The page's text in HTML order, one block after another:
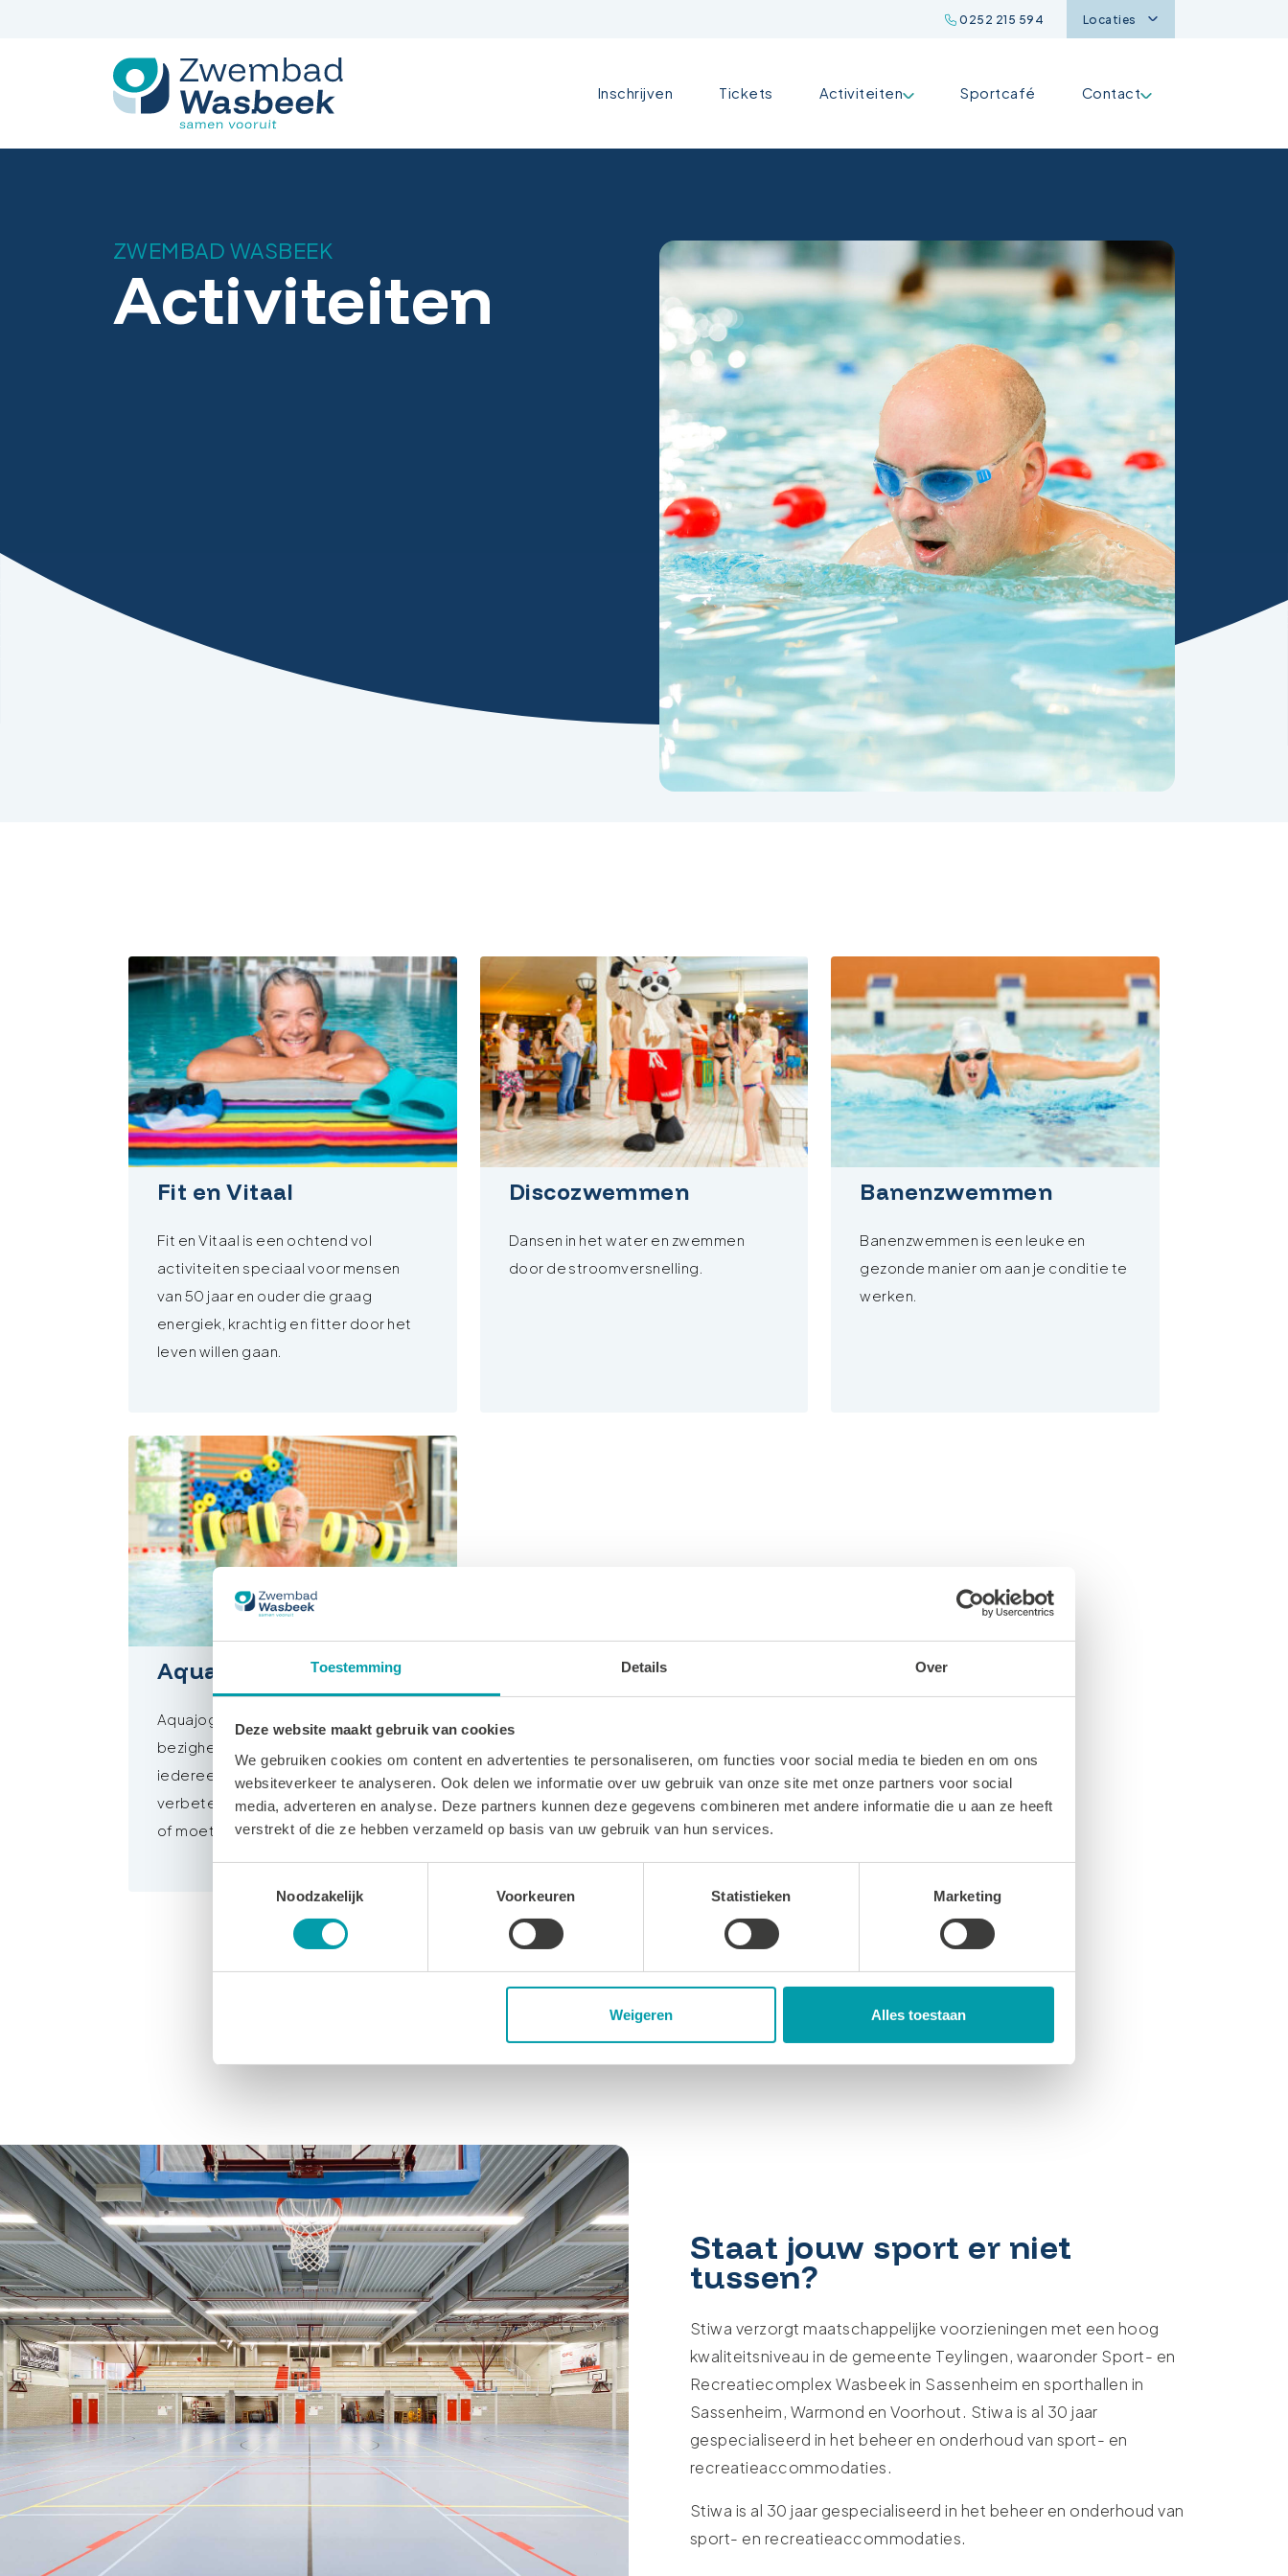
Toestemming Details Over
Deze website maakt gebruik van cookies
We gebruiken cookies om content en advertenties te personaliseren, om functies voor social media te bieden en om ons
websiteverkeer te analyseren. Ook delen we informatie over uw gebruik van onze site met onze partners voor social
media, adverteren en analyse. Deze partners kunnen deze gegevens combineren met andere informatie die u aan ze heeft
verstrekt of die ze hebben verzameld op basis van uw gebruik van hun services.
Noodzakelijk
Voorkeuren Statistieken Marketing
Weigeren Alles toestaan
0252 215 594 Locaties
Inschrijven Tickets Activiteiten Sportcafé Contact
ZWEMBAD WASBEEK
Activiteiten
Fit en Vitaal
Fit en Vitaal is een ochtend vol
activiteiten speciaal voor mensen
van 50 jaar en ouder die graag
energiek, krachtig en fitter door het
leven willen gaan.
Discozwemmen
Dansen in het water en zwemmen
door de stroomversnelling.
Banenzwemmen
Banenzwemmen is een leuke en
gezonde manier om aan je conditie te
werken.
Aquajogging
Aquajogging is een ideale, sportieve
bezigheid. Deze activiteit is voor
iedereen die de conditie wil
verbeteren of bijhouden, wil afvallen
of moet revalideren.
Staat jouw sport er niet
tussen?
Stiwa verzorgt maatschappelijke voorzieningen met een hoog
kwaliteitsniveau in de gemeente Teylingen, waaronder Sport- en
Recreatiecomplex Wasbeek in Sassenheim en sporthallen in
Sassenheim, Warmond en Voorhout. Stiwa is al 30 jaar
gespecialiseerd in het beheer en onderhoud van sport- en
recreatieaccommodaties.
Stiwa is al 30 jaar gespecialiseerd in het beheer en onderhoud van
sport- en recreatieaccommodaties.